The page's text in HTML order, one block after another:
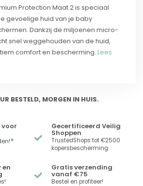
Protection Maat 2 is speciaal
gevoelige huid van je baby
Dankzij de miljoenen micro-
snel weggehouden van de huid,
comfort en bescherming. Lees
BESTELD, MORGEN IN HUIS.
voor
*
Gecertificeerd Veilig
Shoppen
TrustedShops tot €2500
kopersbescherming
en Gratis verzending
vanaf €75
Bestel en profiteer!